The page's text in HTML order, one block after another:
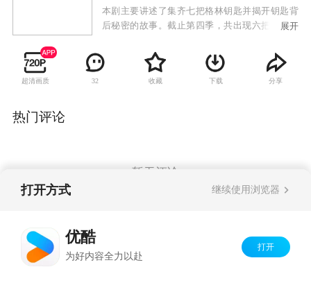
本剧主要讲述了集齐七把格林钥匙并揭开钥匙背
后秘密的故事。截止第四季，共出现六把钥匙，
所在未知。
展开
超清画质 32 收藏 下载 分享
热门评论
暂无评论
打开方式 继续使用浏览器
优酷
为好内容全力以赴
打开